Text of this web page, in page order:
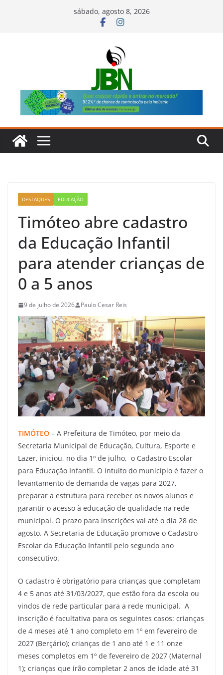
sábado, agosto 8, 2026
DESTAQUES EDUCAÇÃO
Timóteo abre cadastro
da Educação Infantil
para atender crianças de
0 a 5 anos
9 de julho de 2026 Paulo Cesar Reis
TIMÓTEO – A Prefeitura de Timóteo, por meio da
Secretaria Municipal de Educação, Cultura, Esporte e
Lazer, iniciou, no dia 1º de julho, o Cadastro Escolar
para Educação Infantil. O intuito do município é fazer o
levantamento de demanda de vagas para 2027,
preparar a estrutura para receber os novos alunos e
garantir o acesso à educação de qualidade na rede
municipal. O prazo para inscrições vai até o dia 28 de
agosto. A Secretaria de Educação promove o Cadastro
Escolar da Educação Infantil pelo segundo ano
consecutivo.
O cadastro é obrigatório para crianças que completam
4 e 5 anos até 31/03/2027, que estão fora da escola ou
vindos de rede particular para a rede municipal. A
inscrição é facultativa para os seguintes casos: crianças
de 4 meses até 1 ano completo em 1º em fevereiro de
2027 (Berçário); crianças de 1 ano até 1 e 11 onze
meses completos em 1º de fevereiro de 2027 (Maternal
1); crianças que irão completar 2 anos de idade até 31